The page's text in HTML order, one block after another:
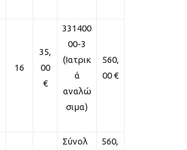
16
35,
00
€
331400
00-3
(Ιατρικ
ά
αναλώ
σιμα)
560,
00 €
Σύνολ
560,